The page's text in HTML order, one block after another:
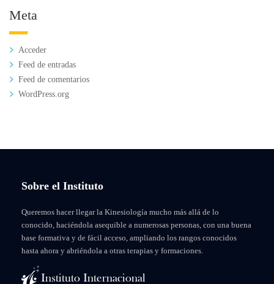
Meta
Acceder
Feed de entradas
Feed de comentarios
WordPress.org
Sobre el Instituto
Queremos hacer llegar la Kinesiología mucho más allá de lo
conocido, haciéndola asequible a numerosas personas, con una buena
base formativa y de fácil acceso, ampliando los rangos conocidos
hasta ahora y abriéndola a otras terapias y formaciones.